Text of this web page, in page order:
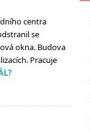
centra
se
okna. Budova
Pracuje